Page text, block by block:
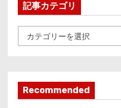
v
記事カテゴリ
事
ゴ
リ
Recommended